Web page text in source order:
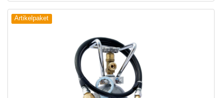
Artikelpaket